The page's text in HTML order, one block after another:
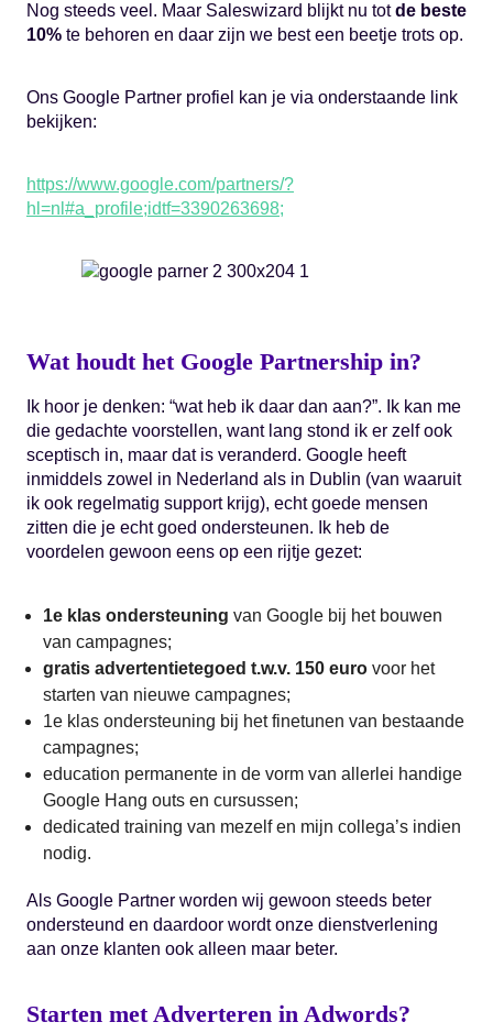
Nog steeds veel. Maar Saleswizard blijkt nu totde beste
10% te behoren en daar zijn we best een beetje trots op.
Ons Google Partner profiel kan je via onderstaande link
bekijken:
https://www.google.com/partners/?
hl=nl#a_profile;idtf=3390263698;
Wat houdt het Google Partnership in?
Ik hoor je denken: “wat heb ik daar dan aan?”. Ik kan me
die gedachte voorstellen, want lang stond ik er zelf ook
sceptisch in, maar dat is veranderd. Google heeft
inmiddels zowel in Nederland als in Dublin (van waaruit
ik ook regelmatig support krijg), echt goede mensen
zitten die je echt goed ondersteunen. Ik heb de
voordelen gewoon eens op een rijtje gezet:
1e klas ondersteuning van Google bij het bouwen
van campagnes;
gratis advertentietegoed t.w.v. 150 euro voor het
starten van nieuwe campagnes;
1e klas ondersteuning bij het finetunen van bestaande
campagnes;
education permanente in de vorm van allerlei handige
Google Hang outs en cursussen;
dedicated training van mezelf en mijn collega’s indien
nodig.
Als Google Partner worden wij gewoon steeds beter
ondersteund en daardoor wordt onze dienstverlening
aan onze klanten ook alleen maar beter.
Starten met Adverteren in Adwords?